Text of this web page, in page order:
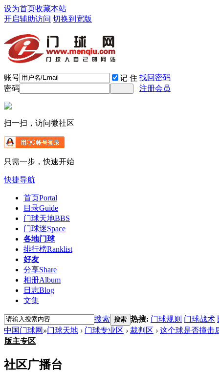
设为首页收藏本站
开启辅助访问 切换到宽版
账号 记 住 找回密码
密码
注册会员
扫一扫，访问微社区
只需一步，快速开始
快捷导航
首页Portal
目录Guide
门球天地BBS
门球迷Space
各地门球
排行榜Ranklist
好友
分享Share
相册Album
日志Blog
文集
搜索 搜索 热搜: 门球规则 门球战术
中国门球网 »门球天地 › 门球专业区 › 裁判区 › 这个球是否撞击
版主专区
社区广播台